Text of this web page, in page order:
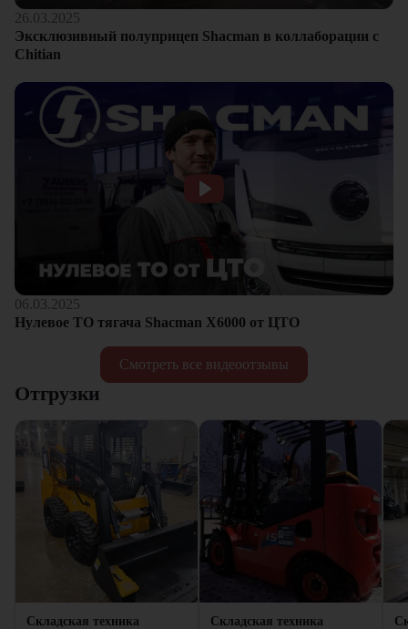
Смотреть все видеоотзывы
26.03.2025
Эксклюзивный полуприцеп Shacman в коллаборации с
Chitian
06.03.2025
Нулевое ТО тягача Shacman Х6000 от ЦТО
Отгрузки
Складская техника Складская техника